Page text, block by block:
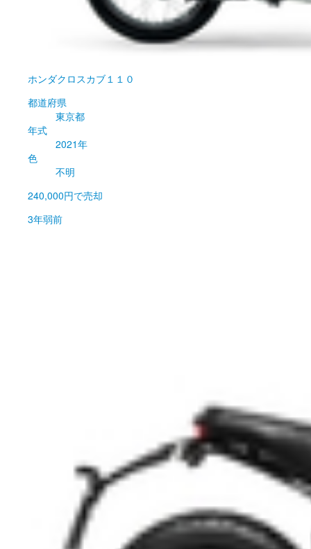
ホンダクロスカブ１１０
都道府県
東京都
年式
2021年
色
不明
240,000円で売却
3年弱前